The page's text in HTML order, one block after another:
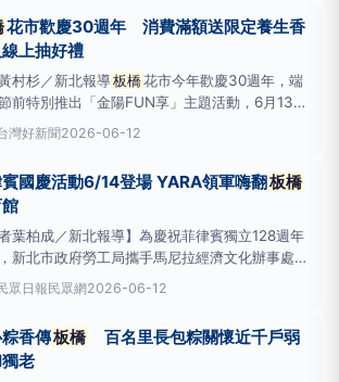
的是它的古意。金東門老街成於
花市歡慶30週年 消費滿額送限定養生香
上抽好禮
村杉／新北報導板橋花市今年歡慶30週年，端
前特別推出「金陽FUN享」主題活動，6月13日
設置花草打卡牆，還有天然精油防蚊噴霧DIY手
程、花草茶奉茶分享、迷你市集等，更搭配消費滿
花市迎接盛夏的到來。 板橋花市創立於1996
灣好新聞2026-06-12
菲律賓國慶活動6/14登場 YARA領軍嗨翻板橋
者葉柏成／新北報導】為慶祝菲律賓獨立128週年
新北市政府勞工局攜手馬尼拉經濟文化辦事處
），將於本周日〈14日〉在
慶祝活動，結合體育競技、音樂表演及多元文化展
點，為菲律賓超人氣P-POP女子團體YARA
眾日報民眾網2026-06-12
香傳板橋
百名里長包粽關懷近千戶弱
老